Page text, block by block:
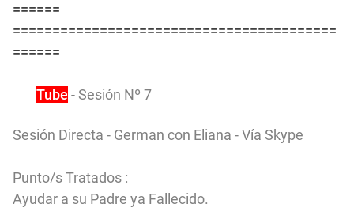
======
=========================================
======
Tube - Sesión Nº 7
Sesión Directa - German con Eliana - Vía Skype
Punto/s Tratados :
Ayudar a su Padre ya Fallecido.